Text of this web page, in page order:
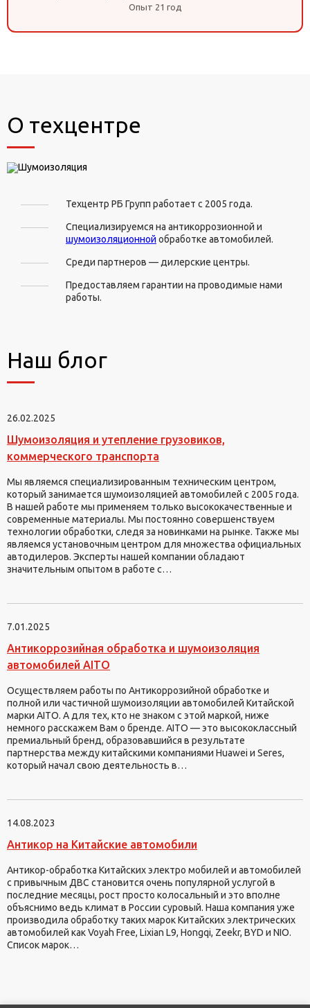
Опыт 21 год
О техцентре
Техцентр РБ Групп работает с 2005 года.
Специализируемся на антикоррозионной и
шумоизоляционной обработке автомобилей.
Среди партнеров — дилерские центры.
Предоставляем гарантии на проводимые нами
работы.
Наш блог
26.02.2025
Шумоизоляция и утепление грузовиков,
коммерческого транспорта
Мы являемся специализированным техническим центром,
который занимается шумоизоляцией автомобилей с 2005 года.
В нашей работе мы применяем только высококачественные и
современные материалы. Мы постоянно совершенствуем
технологии обработки, следя за новинками на рынке. Также мы
являемся установочным центром для множества официальных
автодилеров. Эксперты нашей компании обладают
значительным опытом в работе с…
7.01.2025
Антикоррозийная обработка и шумоизоляция
автомобилей AITO
Осуществляем работы по Антикоррозийной обработке и
полной или частичной шумоизоляции автомобилей Китайской
марки AITO. А для тех, кто не знаком с этой маркой, ниже
немного расскажем Вам о бренде. AITO — это высококлассный
премиальный бренд, образовавшийся в результате
партнерства между китайскими компаниями Huawei и Seres,
который начал свою деятельность в…
14.08.2023
Антикор на Китайские автомобили
Антикор-обработка Китайских электро мобилей и автомобилей
с привычным ДВС становится очень популярной услугой в
последние месяцы, рост просто колосальный и это вполне
объяснимо ведь климат в России суровый. Наша компания уже
производила обработку таких марок Китайских электрических
автомобилей как Voyah Free, Lixian L9, Hongqi, Zeekr, BYD и NIO.
Список марок…